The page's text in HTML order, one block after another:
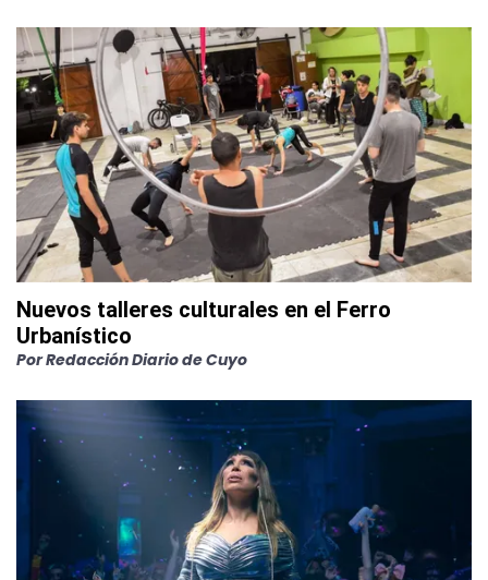
Nuevos talleres culturales en el Ferro
Urbanístico
PorRedacción Diario de Cuyo